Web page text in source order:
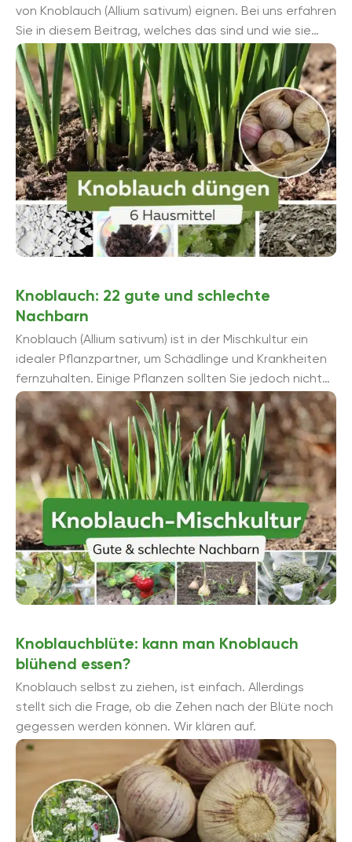
von Knoblauch (Allium sativum) eignen. Bei uns erfahren
Sie in diesem Beitrag, welches das sind und wie sie
angewendet werden ...
Knoblauch: 22 gute und schlechte
Nachbarn
Knoblauch (Allium sativum) ist in der Mischkultur ein
idealer Pflanzpartner, um Schädlinge und Krankheiten
fernzuhalten. Einige Pflanzen sollten Sie jedoch nicht
neben ihn pflanzen, da sie einen Schädlingsbefall ...
Knoblauchblüte: kann man Knoblauch
blühend essen?
Knoblauch selbst zu ziehen, ist einfach. Allerdings
stellt sich die Frage, ob die Zehen nach der Blüte noch
gegessen werden können. Wir klären auf.